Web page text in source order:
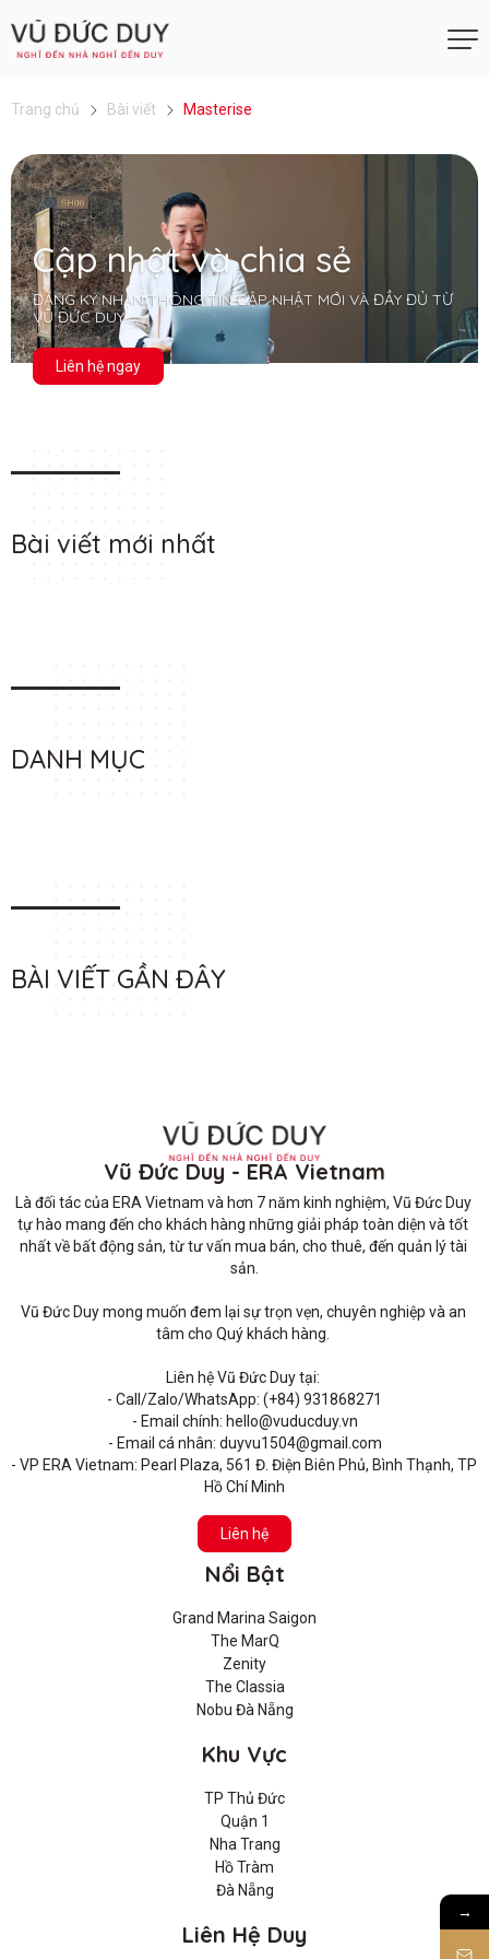
Trang chủ Bài viết Masterise
Cập nhật và chia sẻ
ĐĂNG KÝ NHẬN THÔNG TIN CẬP NHẬT MỚI VÀ ĐẦY ĐỦ TỪ
VŨ ĐỨC DUY
Liên hệ ngay
Bài viết mới nhất
DANH MỤC
BÀI VIẾT GẦN ĐÂY
Vũ Đức Duy - ERA Vietnam
Là đối tác của ERA Vietnam và hơn 7 năm kinh nghiệm, Vũ Đức Duy
tự hào mang đến cho khách hàng những giải pháp toàn diện và tốt
nhất về bất động sản, từ tư vấn mua bán, cho thuê, đến quản lý tài
sản.
Vũ Đức Duy mong muốn đem lại sự trọn vẹn, chuyên nghiệp và an
tâm cho Quý khách hàng.
Liên hệ Vũ Đức Duy tại:
- Call/Zalo/WhatsApp: (+84) 931868271
- Email chính: hello@vuducduy.vn
- Email cá nhân: duyvu1504@gmail.com
- VP ERA Vietnam: Pearl Plaza, 561 Đ. Điện Biên Phủ, Bình Thạnh, TP
Hồ Chí Minh
Liên hệ
Nổi Bật
Grand Marina Saigon
The MarQ
Zenity
The Classia
Nobu Đà Nẵng
Khu Vực
TP Thủ Đức
Quận 1
Nha Trang
Hồ Tràm
Đà Nẵng
Liên Hệ Duy
→